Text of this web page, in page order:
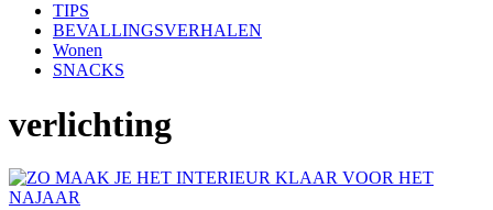
TIPS
BEVALLINGSVERHALEN
Wonen
SNACKS
verlichting